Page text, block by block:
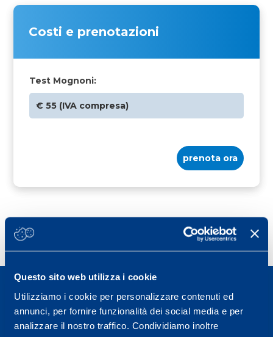
Questo sito web utilizza i cookie
Utilizziamo i cookie per personalizzare contenuti ed
annunci, per fornire funzionalità dei social media e per
analizzare il nostro traffico. Condividiamo inoltre
Costi e prenotazioni
Test Mognoni:
€ 55 (IVA compresa)
prenota ora